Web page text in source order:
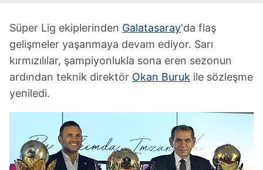
Süper Lig ekiplerinden Galatasaray'da flaş
gelişmeler yaşanmaya devam ediyor. Sarı
kırmızılılar, şampiyonlukla sona eren sezonun
ardından teknik direktör Okan Buruk ile sözleşme
yeniledi.